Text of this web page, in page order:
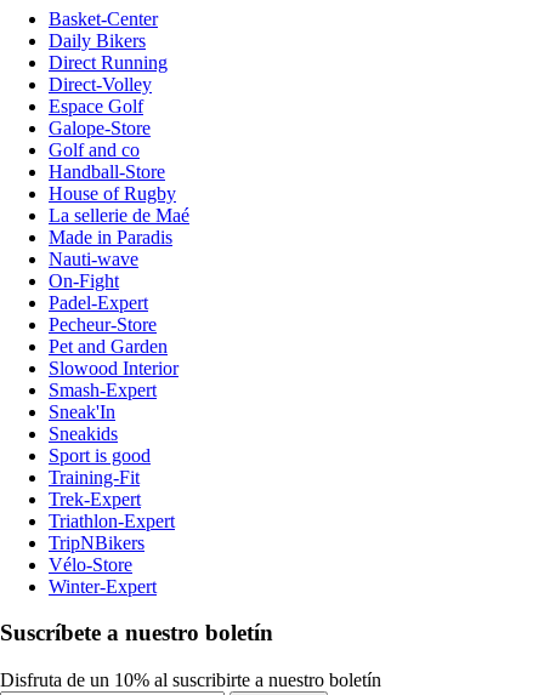
Basket-Center
Daily Bikers
Direct Running
Direct-Volley
Espace Golf
Galope-Store
Golf and co
Handball-Store
House of Rugby
La sellerie de Maé
Made in Paradis
Nauti-wave
On-Fight
Padel-Expert
Pecheur-Store
Pet and Garden
Slowood Interior
Smash-Expert
Sneak'In
Sneakids
Sport is good
Training-Fit
Trek-Expert
Triathlon-Expert
TripNBikers
Vélo-Store
Winter-Expert
Suscríbete a nuestro boletín
Disfruta de un 10% al suscribirte a nuestro boletín